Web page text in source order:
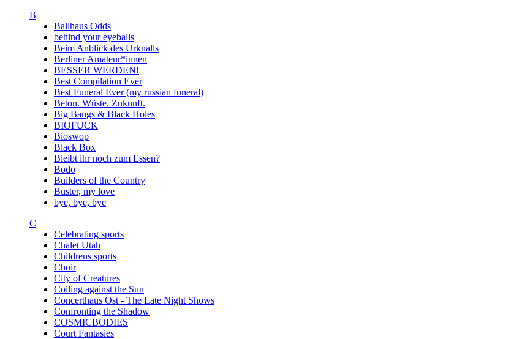
B
Ballhaus Odds
behind your eyeballs
Beim Anblick des Urknalls
Berliner Amateur*innen
BESSER WERDEN!
Best Compilation Ever
Best Funeral Ever (my russian funeral)
Beton. Wüste. Zukunft.
Big Bangs & Black Holes
BIOFUCK
Bioswop
Black Box
Bleibt ihr noch zum Essen?
Bodo
Builders of the Country
Buster, my love
bye, bye, bye
C
Celebrating sports
Chalet Utah
Childrens sports
Choir
City of Creatures
Coiling against the Sun
Concerthaus Ost - The Late Night Shows
Confronting the Shadow
COSMICBODIES
Court Fantasies